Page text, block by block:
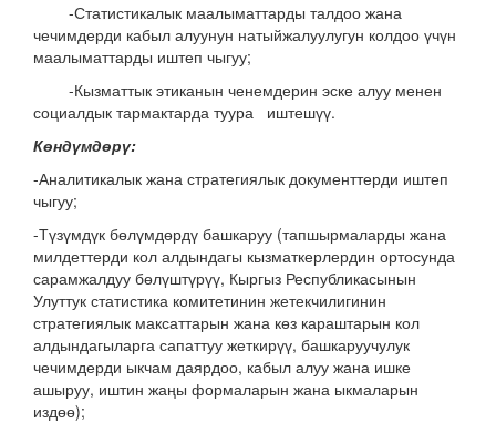
-Статистикалык маалыматтарды талдоо жана
чечимдерди кабыл алуунун натыйжалуулугун колдоо үчүн
маалыматтарды иштеп чыгуу;
-Кызматтык этиканын ченемдерин эске алуу менен
социалдык тармактарда туура иштешүү.
Көндүмдөрү:
-Аналитикалык жана стратегиялык документтерди иштеп
чыгуу;
-Түзүмдүк бөлүмдөрдү башкаруу (тапшырмаларды жана
милдеттерди кол алдындагы кызматкерлердин ортосунда
сарамжалдуу бөлүштүрүү, Кыргыз Республикасынын
Улуттук статистика комитетинин жетекчилигинин
стратегиялык максаттарын жана көз караштарын кол
алдындагыларга сапаттуу жеткирүү, башкаруучулук
чечимдерди ыкчам даярдоо, кабыл алуу жана ишке
ашыруу, иштин жаңы формаларын жана ыкмаларын
издөө);